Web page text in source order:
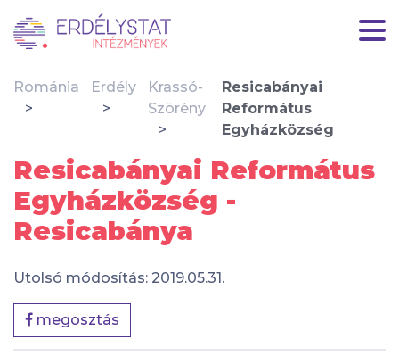
Románia Erdély
Krassó-
Szörény
Resicabányai
Református
Egyházközség
Resicabányai Református
Egyházközség -
Resicabánya
Utolsó módosítás: 2019.05.31.
megosztás